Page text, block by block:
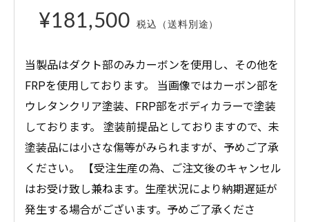
¥181,500税込 （送料別途）
当製品はダクト部のみカーボンを使用し、その他を
FRPを使用しております。 当画像ではカーボン部を
ウレタンクリア塗装、FRP部をボディカラーで塗装
しております。 塗装前提品としておりますので、未
塗装品には小さな傷等がみられますが、予めご了承
ください。 【受注生産の為、ご注文後のキャンセル
はお受け致し兼ねます。生産状況により納期遅延が
発生する場合がございます。予めご了承くださ